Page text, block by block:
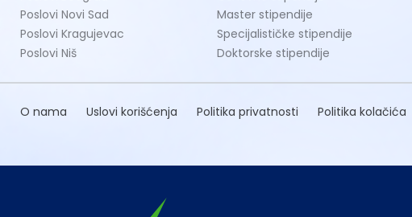
Poslovi Novi Sad
Poslovi Kragujevac
Poslovi Niš
Master stipendije
Specijalističke stipendije
Doktorske stipendije
O nama Uslovi korišćenja Politika privatnosti Politika kolačića